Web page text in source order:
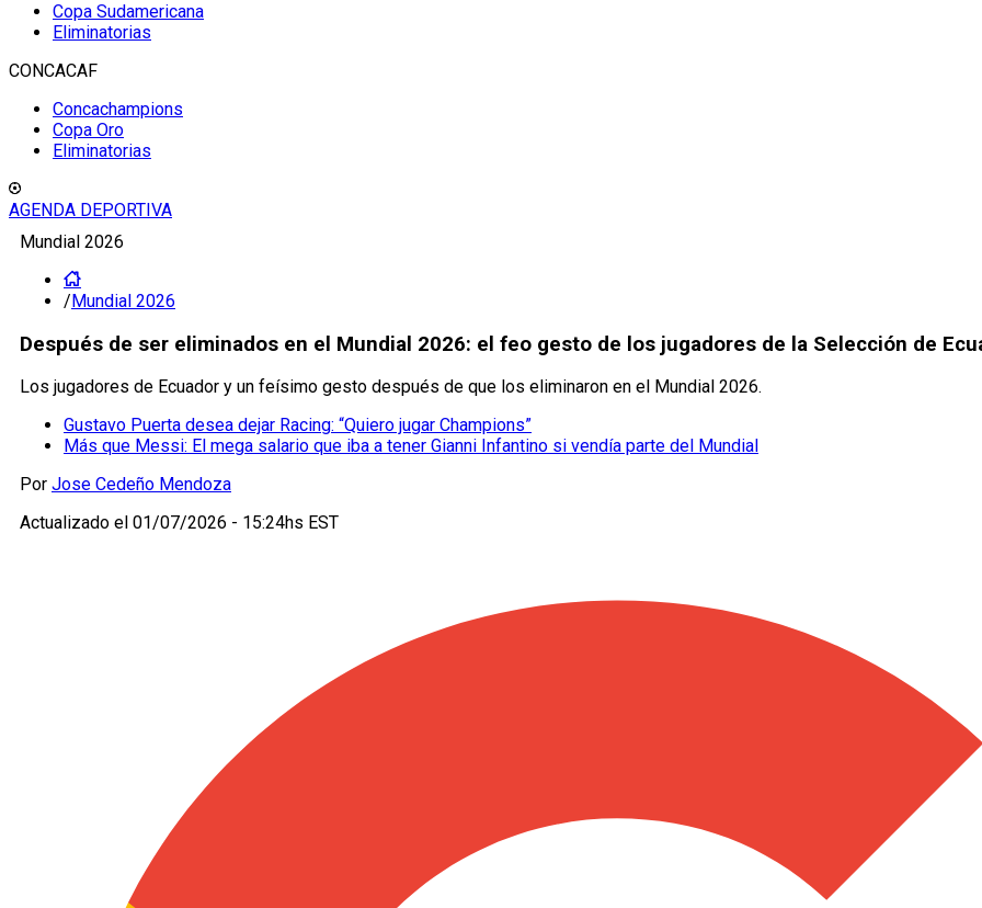
Copa Sudamericana
Eliminatorias
CONCACAF
Concachampions
Copa Oro
Eliminatorias
AGENDA DEPORTIVA
Mundial 2026
/Mundial 2026
Después de ser eliminados en el Mundial 2026: el feo gesto de los jugadores de la Selección de
Los jugadores de Ecuador y un feísimo gesto después de que los eliminaron en el Mundial 2026.
Gustavo Puerta desea dejar Racing: “Quiero jugar Champions”
Más que Messi: El mega salario que iba a tener Gianni Infantino si vendía parte del Mundial
Por Jose Cedeño Mendoza
Actualizado el 01/07/2026 - 15:24hs EST